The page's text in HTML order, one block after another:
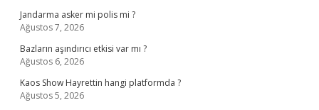
Jandarma asker mi polis mi ?
Ağustos 7, 2026
Bazların aşındırıcı etkisi var mı ?
Ağustos 6, 2026
Kaos Show Hayrettin hangi platformda ?
Ağustos 5, 2026